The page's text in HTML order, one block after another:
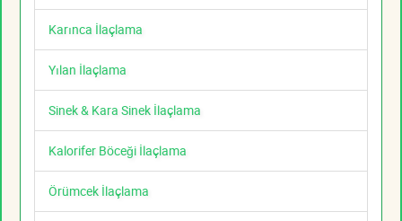
Karınca İlaçlama
Yılan İlaçlama
Sinek & Kara Sinek İlaçlama
Kalorifer Böceği İlaçlama
Örümcek İlaçlama